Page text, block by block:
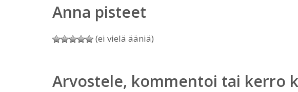
Anna pisteet
(ei vielä ääniä)
Arvostele, kommentoi tai kerro